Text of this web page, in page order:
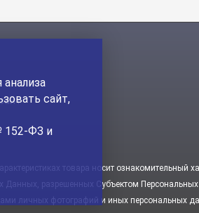
товара носит ознакомительный
разрешенных Субъектом
личных фотографий и иных персональных
сайт,
152-ФЗ и